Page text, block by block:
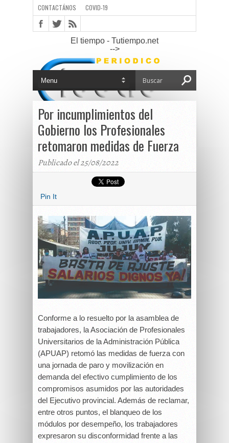
CONTACTÁNOS COVID-19
El tiempo - Tutiempo.net
-->
Por incumplimientos del
Gobierno los Profesionales
retomaron medidas de Fuerza
Publicado el 25/08/2022
Pin It
Conforme a lo resuelto por la asamblea de
trabajadores, la Asociación de Profesionales
Universitarios de la Administración Pública
(APUAP) retomó las medidas de fuerza con
una jornada de paro y movilización en
demanda del efectivo cumplimiento de los
compromisos asumidos por las autoridades
del Ejecutivo provincial. Además de reclamar,
entre otros puntos, el blanqueo de los
módulos por desempeño, los trabajadores
expresaron su disconformidad frente a las